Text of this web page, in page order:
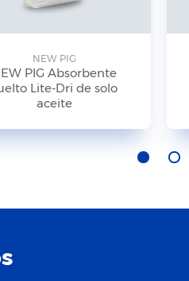
NEW PIG
PIG Absorbente
Lite-Dri de solo
aceite